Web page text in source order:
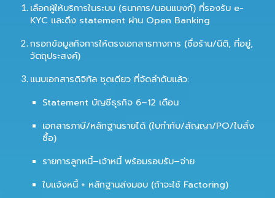
เลือกผู้ให้บริการในระบบ (ธนาคาร/นอนแบงก์) ที่รองรับ e-
KYC และดึง statement ผ่าน Open Banking
กรอกข้อมูลกิจการให้ตรงเอกสารทางการ (ชื่อร้าน/นิติ, ที่อยู่,
วัตถุประสงค์)
แนบเอกสารดิจิทัล ชุดเดียว ที่จัดลำดับแล้ว:
Statement บัญชีธุรกิจ 6–12 เดือน
เอกสารภาษี/หลักฐานรายได้ (ใบกำกับ/สัญญา/PO/ใบสั่ง
ซื้อ)
รายการลูกหนี้–เจ้าหนี้ พร้อมรอบรับ–จ่าย
ใบแจ้งหนี้ + หลักฐานส่งมอบ (ถ้าจะใช้ Factoring)